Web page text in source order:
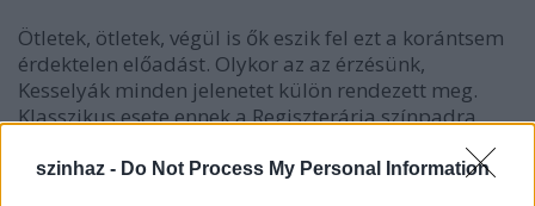
szinhaz - Do Not Process My Personal Information
Ötletek, ötletek, végül is ők eszik fel ezt a korántsem
érdektelen előadást. Olykor az az érzésünk,
Kesselyák minden jelenetet külön rendezett meg.
Klasszikus esete ennek a Regiszterária színpadra
állítása. Leporello most magánszámot ad elő, ami
részben jogos, de Stefan Kunze magisztrális